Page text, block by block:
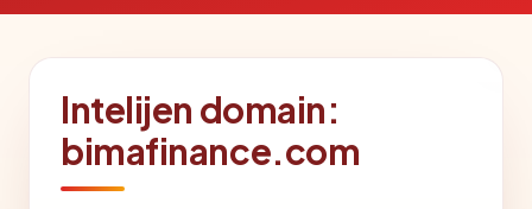
Intelijen domain:
bimafinance.com